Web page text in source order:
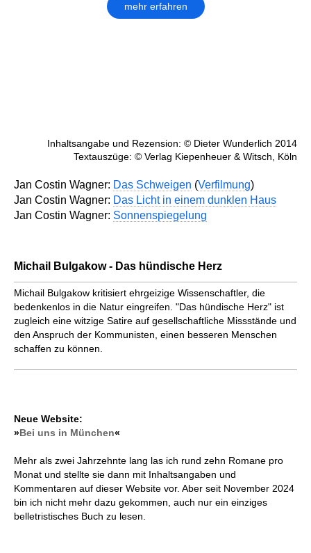
mehr erfahren
Inhaltsangabe und Rezension: © Dieter Wunderlich 2014
Textauszüge: © Verlag Kiepenheuer & Witsch, Köln
Jan Costin Wagner: Das Schweigen (Verfilmung)
Jan Costin Wagner: Das Licht in einem dunklen Haus
Jan Costin Wagner: Sonnenspiegelung
Michail Bulgakow - Das hündische Herz
Michail Bulgakow kritisiert ehrgeizige Wissenschaftler, die
bedenkenlos in die Natur eingreifen. "Das hündische Herz" ist
zugleich eine witzige Satire auf gesellschaft­liche Missstände und
den Anspruch der Kommunisten, einen besseren Menschen
schaffen zu können.
Neue Website:
»Bei uns in München«
Mehr als zwei Jahrzehnte lang las ich rund zehn Romane pro
Monat und stellte sie dann mit Inhaltsangaben und
Kommentaren auf dieser Website vor. Aber seit November 2024
bin ich nicht mehr dazu gekommen, auch nur ein einziges
belletristisches Buch zu lesen.